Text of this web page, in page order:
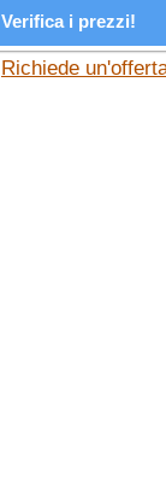
Verifica i prezzi!
Richiede